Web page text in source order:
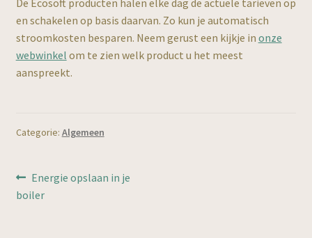
en schakelen op basis daarvan. Zo kun je automatisch
stroomkosten besparen. Neem gerust een kijkje in onze
webwinkel om te zien welk product u het meest
aanspreekt.
Categorie: Algemeen
Bericht
navigatie
Vorig
bericht:
Energie opslaan in je
boiler